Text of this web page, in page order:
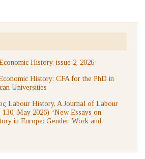
History, issue 2, 2026
History: CFA for the PhD in
Universities
Labour History, A Journal of Labour
May 2026) “New Essays on
in Europe: Gender, Work and